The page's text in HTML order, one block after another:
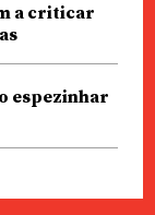
a criticar
espezinhar